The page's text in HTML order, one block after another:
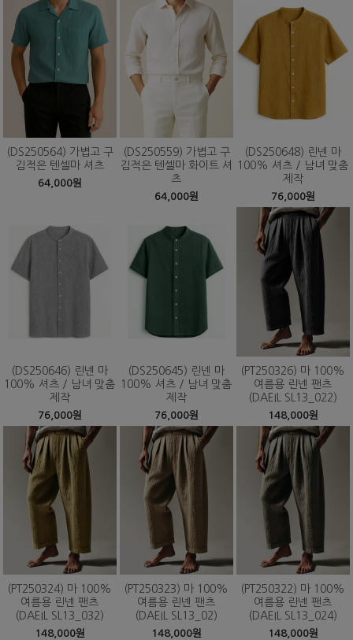
(DS250564) 가볍고 구
김적은 텐셀마 셔츠
64,000원
(DS250559) 가볍고 구
김적은 텐셀마 화이트 셔
츠
64,000원
(DS250648) 린넨 마
100% 셔츠 / 남녀 맞춤
제작
76,000원
(DS250646) 린넨 마
100% 셔츠 / 남녀 맞춤
제작
76,000원
(DS250645) 린넨 마
100% 셔츠 / 남녀 맞춤
제작
76,000원
(PT250326) 마 100%
여름용 린넨 팬츠
(DAEIL SL13_022)
148,000원
(PT250324) 마 100%
여름용 린넨 팬츠
(DAEIL SL13_032)
148,000원
(PT250323) 마 100%
여름용 린넨 팬츠
(DAEIL SL13_02)
148,000원
(PT250322) 마 100%
여름용 린넨 팬츠
(DAEIL SL13_024)
148,000원